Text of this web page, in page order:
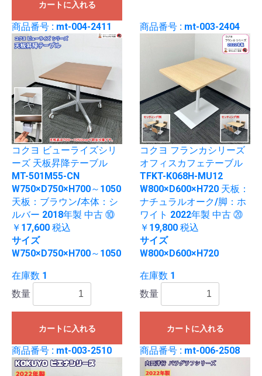
カートに入れる
商品番号 : mt-004-2411
コクヨ ビューライズシリ
ーズ 天板昇降テーブル
MT-501M55-CN
W750×D750×H700～1050
天板：ブラウン/本体：シ
ルバー 2018年製 中古 ⑩
￥17,600 税込
サイズ
W750×D750×H700～1050
在庫数 1
数量
カートに入れる
商品番号 : mt-003-2404
コクヨ フランカシリーズ
オフィスカフェテーブル
TFKT-K068H-MU12
W800×D600×H720 天板：
ナチュラルオーク/脚：ホ
ワイト 2022年製 中古 ⑳
￥19,800 税込
サイズ
W800×D600×H720
在庫数 1
数量
カートに入れる
商品番号 : mt-003-2510 商品番号 : mt-006-2508